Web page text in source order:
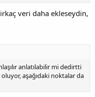
veri daha ekleseydin,
anlatılabilir mi dedirtti
aşağıdaki noktalar da